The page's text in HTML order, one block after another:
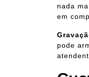
nada
em
pode